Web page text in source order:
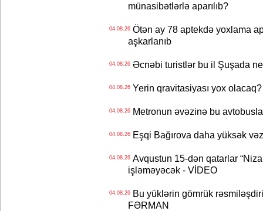
münasibətlərlə aparılıb?
04.08.26Ötən ay 78 aptekdə yoxlama
aşkarlanıb
04.08.26Əcnəbi turistlər bu il Şuşada
04.08.26Yerin qravitasiyası yox
04.08.26Metronun əvəzinə bu
04.08.26Eşqi Bağırova daha yüksək
04.08.26Avqustun 15-dən qatarlar
işləməyəcək - VİDEO
04.08.26Bu yüklərin gömrük
FƏRMAN